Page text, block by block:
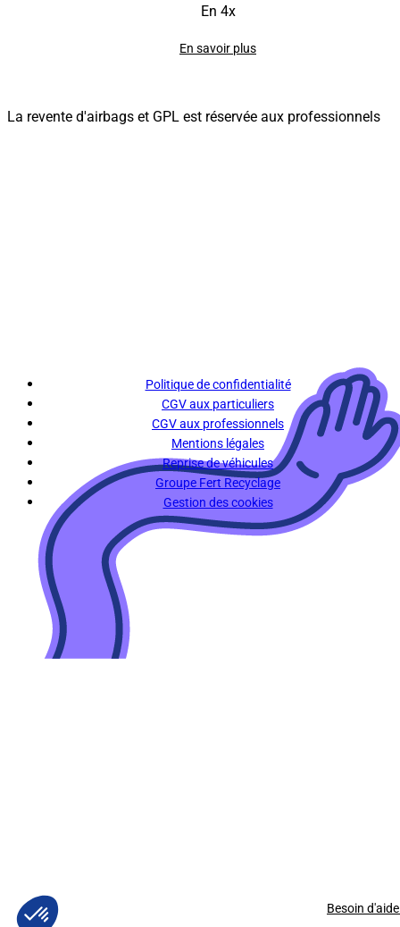
En 4x
En savoir plus
La revente d'airbags et GPL est réservée aux professionnels
Politique de confidentialité
CGV aux particuliers
CGV aux professionnels
Mentions légales
Reprise de véhicules
Groupe Fert Recyclage
Gestion des cookies
Besoin